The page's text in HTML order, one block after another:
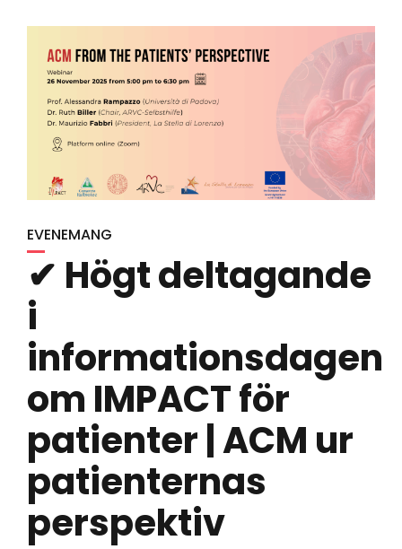
EVENEMANG
✔ Högt deltagande
i
informationsdagen
om IMPACT för
patienter | ACM ur
patienternas
perspektiv